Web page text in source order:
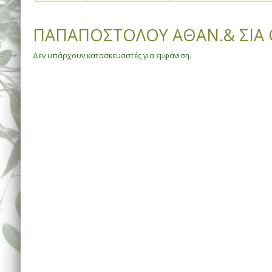
ΠΑΠΑΠΟΣΤΟΛΟΥ ΑΘΑΝ.& ΣΙΑ
Δεν υπάρχουν κατασκευαστές για εμφάνιση.